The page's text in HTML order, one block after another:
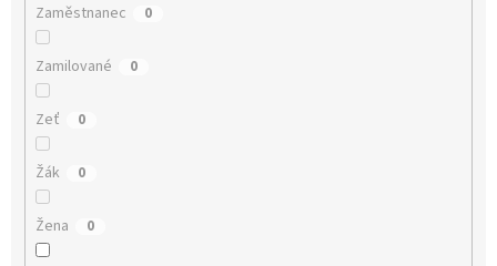
Zaměstnanec 0
Zamilované 0
Zeť 0
Žák 0
Žena 0